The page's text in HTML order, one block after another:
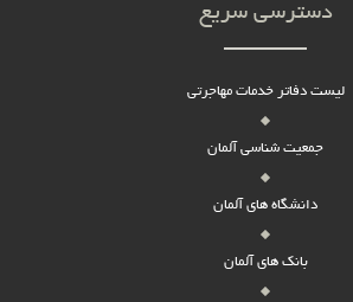
دسترسی سریع
لیست دفاتر خدمات مهاجرتی
جمعیت شناسی آلمان
دانشگاه های آلمان
بانک های آلمان